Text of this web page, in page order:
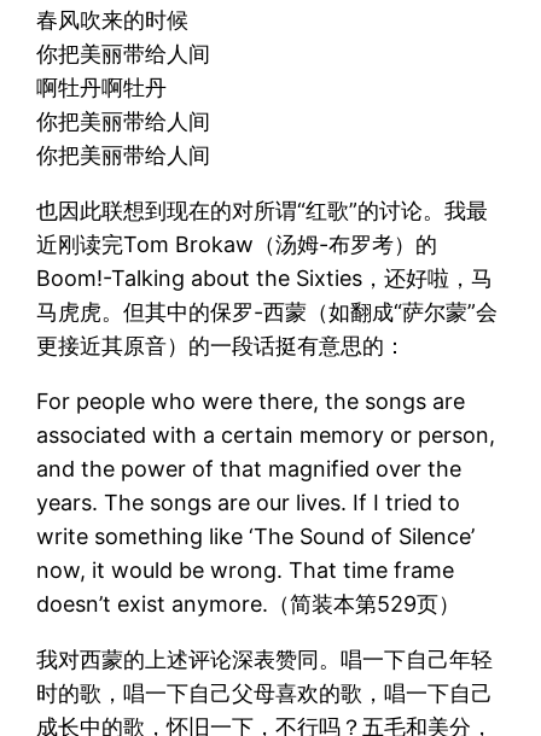
春风吹来的时候
你把美丽带给人间
啊牡丹啊牡丹
你把美丽带给人间
你把美丽带给人间
也因此联想到现在的对所谓“红歌”的讨论。我最
近刚读完Tom Brokaw（汤姆-布罗考）的
Boom!-Talking about the Sixties，还好啦，马
马虎虎。但其中的保罗-西蒙（如翻成“萨尔蒙”会
更接近其原音）的一段话挺有意思的：
For people who were there, the songs are
associated with a certain memory or person,
and the power of that magnified over the
years. The songs are our lives. If I tried to
write something like ‘The Sound of Silence’
now, it would be wrong. That time frame
doesn’t exist anymore.（简装本第529页）
我对西蒙的上述评论深表赞同。唱一下自己年轻
时的歌，唱一下自己父母喜欢的歌，唱一下自己
成长中的歌，怀旧一下，不行吗？五毛和美分，